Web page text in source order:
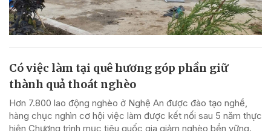
Có việc làm tại quê hương góp phần giữ
thành quả thoát nghèo
Hơn 7.800 lao động nghèo ở Nghệ An được đào tạo nghề,
hàng chục nghìn cơ hội việc làm được kết nối sau 5 năm thực
hiện Chương trình mục tiêu quốc gia giảm nghèo bền vững.